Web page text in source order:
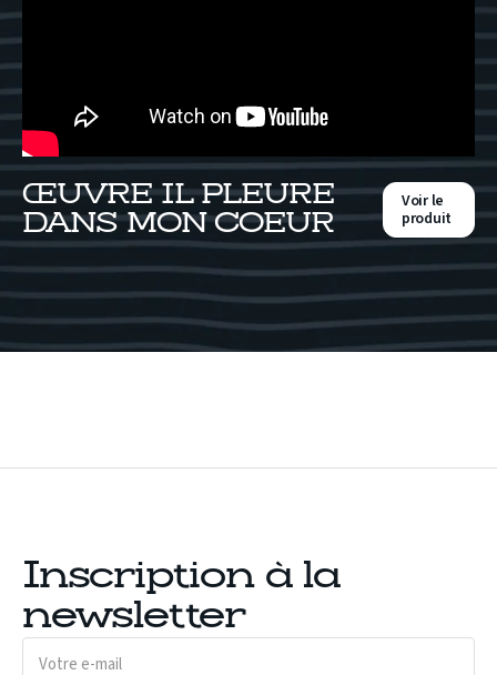
ŒUVRE IL PLEURE
DANS MON COEUR
Voir le
produit
Inscription à la
newsletter
Votre